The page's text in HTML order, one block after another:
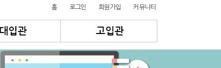
홈 로그인 회원가입 커뮤니티